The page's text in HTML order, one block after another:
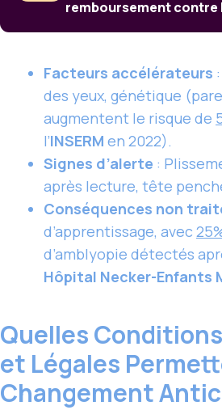
remboursement contre
Facteurs accélérateurs
des yeux, génétique
augmentent le risque de
l’INSERM en 2022).
Signes d’alerte :
après lecture, tête
Conséquences non
d’apprentissage, avec
d’amblyopie détectés
Hôpital Necker-Enfants
Quelles
et Légales
Changement